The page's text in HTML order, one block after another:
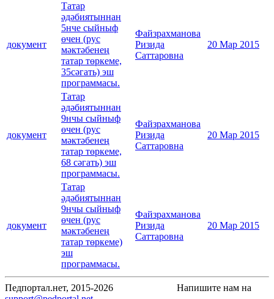
документ
Татар
әдәбиятыннан
5нче сыйныф
өчен (рус
мәктәбенең
татар төркеме,
35сәгать) эш
программасы.
Файзрахманова
Ризида
Саттаровна
20 Мар 2015
документ
Татар
әдәбиятыннан
9нчы сыйныф
өчен (рус
мәктәбенең
татар төркеме,
68 сәгать) эш
программасы.
Файзрахманова
Ризида
Саттаровна
20 Мар 2015
документ
Татар
әдәбиятыннан
9нчы сыйныф
өчен (рус
мәктәбенең
татар төркеме)
эш
программасы.
Файзрахманова
Ризида
Саттаровна
20 Мар 2015
Педпортал.нет, 2015-2026
Напишите нам на